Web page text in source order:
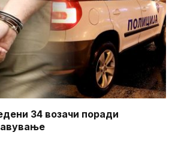
34 возачи поради